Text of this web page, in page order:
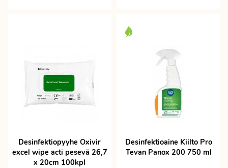
Desinfektiopyyhe Oxivir
excel wipe acti pesevä 26,7
x 20cm 100kpl
Desinfektioaine Kiilto Pro
Tevan Panox 200 750 ml